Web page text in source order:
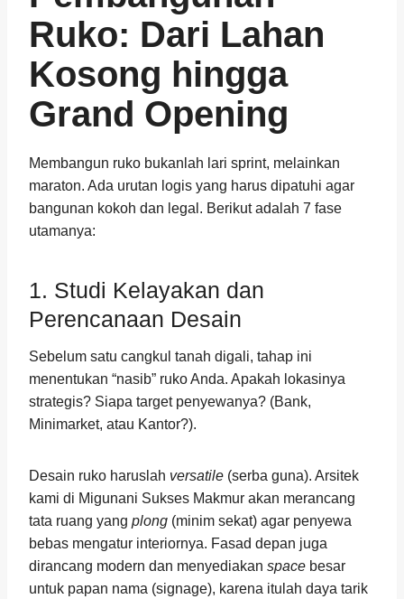
Ruko: Dari Lahan
Kosong hingga
Grand Opening
Membangun ruko bukanlah lari sprint, melainkan
maraton. Ada urutan logis yang harus dipatuhi agar
bangunan kokoh dan legal. Berikut adalah 7 fase
utamanya:
1. Studi Kelayakan dan
Perencanaan Desain
Sebelum satu cangkul tanah digali, tahap ini
menentukan “nasib” ruko Anda. Apakah lokasinya
strategis? Siapa target penyewanya? (Bank,
Minimarket, atau Kantor?).
Desain ruko haruslah versatile (serba guna). Arsitek
kami di Migunani Sukses Makmur akan merancang
tata ruang yang plong (minim sekat) agar penyewa
bebas mengatur interiornya. Fasad depan juga
dirancang modern dan menyediakan space besar
untuk papan nama (signage), karena itulah daya tarik